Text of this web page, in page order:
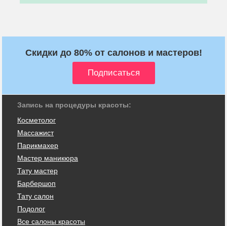
Скидки до 80% от салонов и мастеров!
Запись на процедуры красоты:
Косметолог
Массажист
Парикмахер
Мастер маникюра
Тату мастер
Барбершоп
Тату салон
Подолог
Все салоны красоты